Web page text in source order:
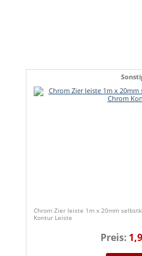
Chrom Zier leiste 1m x 20mm
Kontur Leiste
Preis: